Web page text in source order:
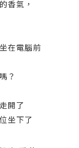
香氣，
在電腦前
？
開了
坐下了